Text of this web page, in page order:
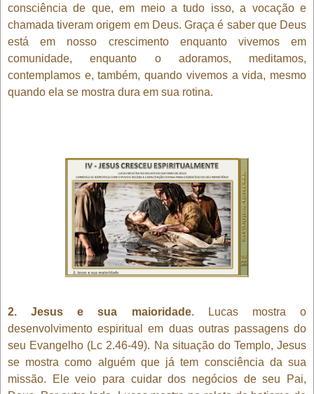
consciência de que, em meio a tudo isso, a vocação e
chamada tiveram origem em Deus. Graça é saber que Deus
está em nosso crescimento enquanto vivemos em
comunidade, enquanto o adoramos, meditamos,
contemplamos e, também, quando vivemos a vida, mesmo
quando ela se mostra dura em sua rotina.
2. Jesus e sua maioridade. Lucas mostra o
desenvolvimento espiritual em duas outras passagens do
seu Evangelho (Lc 2.46-49). Na situação do Templo, Jesus
se mostra como alguém que já tem consciência da sua
missão. Ele veio para cuidar dos negócios de seu Pai,